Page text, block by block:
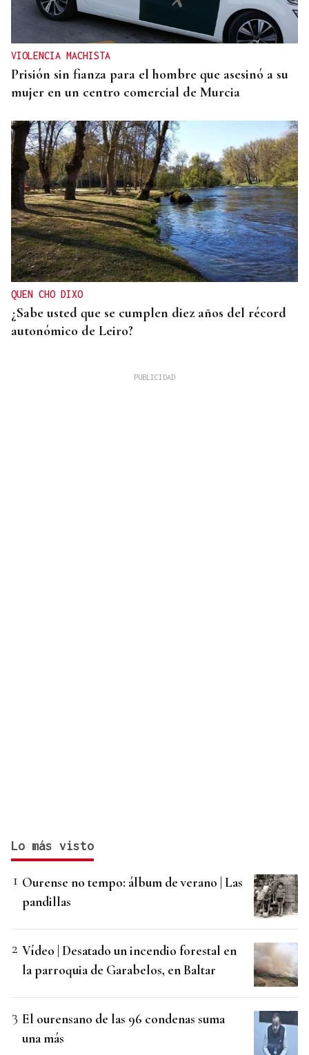
VIOLENCIA MACHISTA
Prisión sin fianza para el hombre que asesinó a su
mujer en un centro comercial de Murcia
QUEN CHO DIXO
¿Sabe usted que se cumplen diez años del récord
autonómico de Leiro?
Lo más visto
Ourense no tempo: álbum de verano | Las
pandillas
Vídeo | Desatado un incendio forestal en
la parroquia de Garabelos, en Baltar
El ourensano de las 96 condenas suma
una más